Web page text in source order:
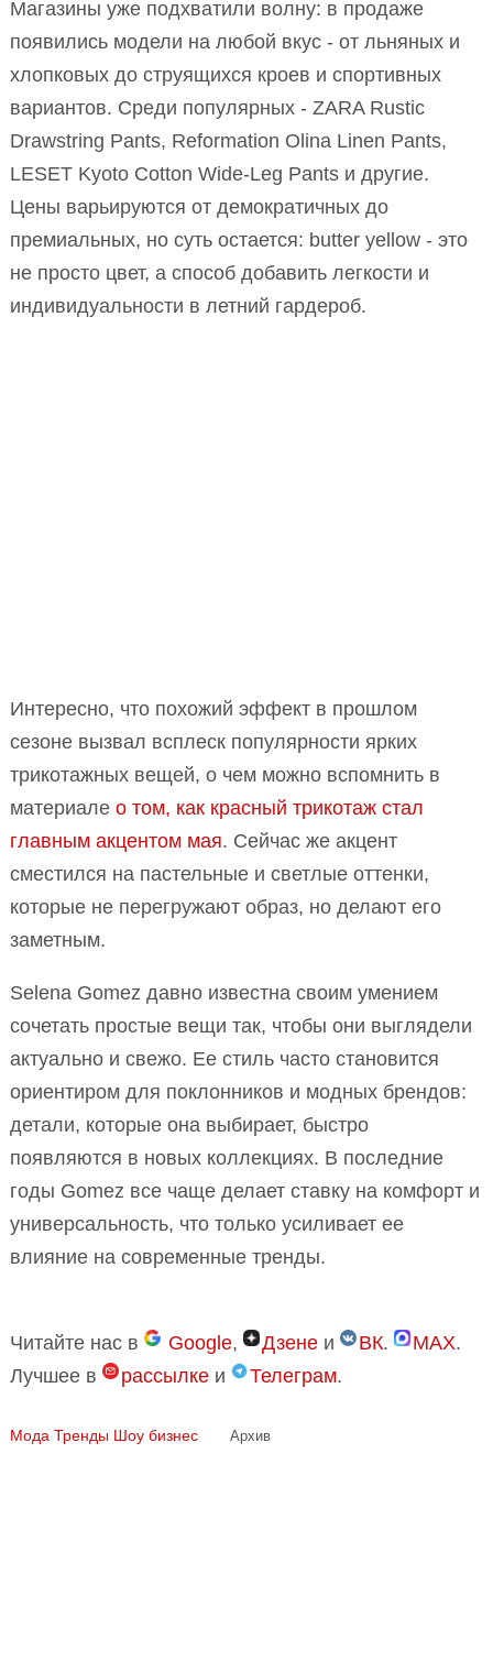
Магазины уже подхватили волну: в продаже
появились модели на любой вкус - от льняных и
хлопковых до струящихся кроев и спортивных
вариантов. Среди популярных - ZARA Rustic
Drawstring Pants, Reformation Olina Linen Pants,
LESET Kyoto Cotton Wide-Leg Pants и другие.
Цены варьируются от демократичных до
премиальных, но суть остается: butter yellow - это
не просто цвет, а способ добавить легкости и
индивидуальности в летний гардероб.
Интересно, что похожий эффект в прошлом
сезоне вызвал всплеск популярности ярких
трикотажных вещей, о чем можно вспомнить в
материале о том, как красный трикотаж стал
главным акцентом мая. Сейчас же акцент
сместился на пастельные и светлые оттенки,
которые не перегружают образ, но делают его
заметным.
Selena Gomez давно известна своим умением
сочетать простые вещи так, чтобы они выглядели
актуально и свежо. Ее стиль часто становится
ориентиром для поклонников и модных брендов:
детали, которые она выбирает, быстро
появляются в новых коллекциях. В последние
годы Gomez все чаще делает ставку на комфорт и
универсальность, что только усиливает ее
влияние на современные тренды.
Читайте нас в Google, Дзене и ВК. MAX.
Лучшее в
рассылке и Телеграм.
Мода Тренды Шоу бизнес Архив